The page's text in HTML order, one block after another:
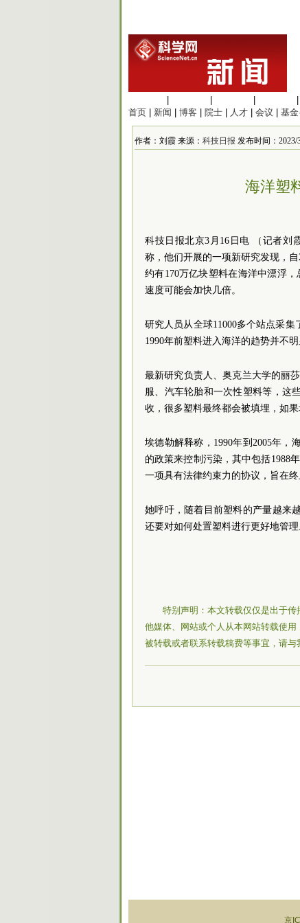
首页
新闻 博客 院士 人才 会议 基金
作者：刘霞 来源： 科技日报 发布时间：2023/
海洋塑
科技日报北京3月16日电 （记者刘
称，他们开展的一项新研究发现，
约有170万亿块塑料在海洋中漂浮
速度可能会加快几倍。
研究人员从全球11000多个站点采集
1990年前塑料进入海洋的趋势并不
最新研究负责人、奥克兰大学的丽
服、汽车轮胎和一次性塑料等，这
收，很多塑料最终都会被填埋，如
埃德勒解释称，1990年到2005年，
的政策来控制污染，其中包括1988
一项具有法律约束力的协议，旨在
她呼吁，随着目前塑料的产量越来
还要对如何处置塑料进行更好地管理
特别声明：本文转载仅仅是出于
他媒体、网站或个人从本网站转载使
被转载或者联系转载稿费等事宜，请与
京